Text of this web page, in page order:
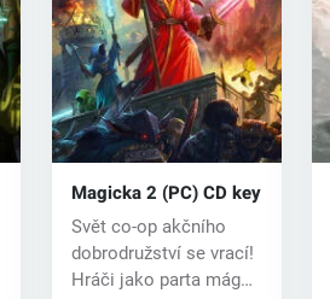
Magicka 2 (PC) CD key
Svět co-op akčního
dobrodružství se vrací!
Hráči jako parta mágů